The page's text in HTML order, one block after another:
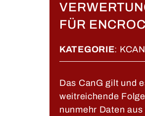
FÜR
KATEGORIE:
Das CanG gilt und
weitreichende
nunmehr Daten